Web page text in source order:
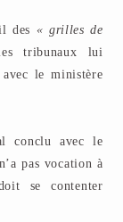
des « grilles de
tribunaux lui
le ministère
conclu avec le
n’a pas vocation à
se contenter